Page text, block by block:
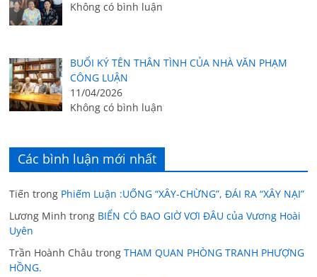
Không có bình luận
BUỔI KÝ TÊN THÂN TÌNH CỦA NHÀ VĂN PHẠM
CÔNG LUẬN
11/04/2026
Không có bình luận
Các bình luận mới nhất
Tiến trong Phiếm Luận :UỐNG “XÂY-CHỪNG”, ĐÁI RA “XÂY NẠI”
Lương Minh trong BIỂN CÓ BAO GIỜ VƠI ĐÂU của Vương Hoài
Uyên
Trần Hoành Châu trongTHAM QUAN PHÒNG TRANH PHƯỢNG
HỒNG.